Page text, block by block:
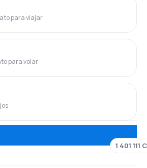
para viajar
para volar
1 401 111